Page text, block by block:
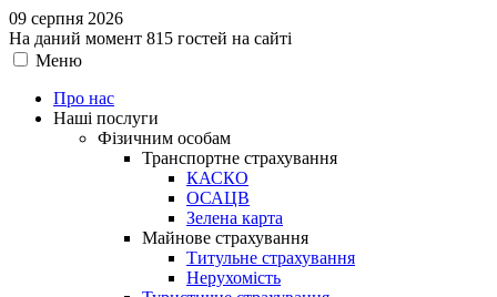
09 серпня 2026
На даний момент 815 гостей на сайті
Меню
Про нас
Наші послуги
Фізичним особам
Транспортне страхування
КАСКО
ОСАЦВ
Зелена карта
Майнове страхування
Титульне страхування
Нерухомість